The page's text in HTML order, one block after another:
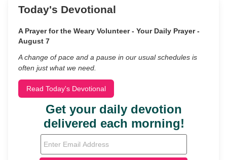
Today's Devotional
A Prayer for the Weary Volunteer - Your Daily Prayer -
August 7
A change of pace and a pause in our usual schedules is
often just what we need.
Read Today's Devotional